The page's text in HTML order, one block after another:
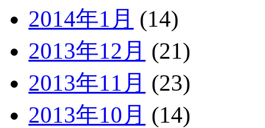
2014年1月 (14)
2013年12月 (21)
2013年11月 (23)
2013年10月 (14)